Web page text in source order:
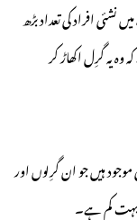
افراد کی تعداد بڑھ
وہ یہ گرِل اکھاڑ کر
ہیں جو ان گرِلوں اور
بہت کم ہے۔